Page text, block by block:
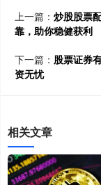
上一篇： 炒股股票
靠，助你稳健获利
下一篇： 股票证券
资无忧
相关文章